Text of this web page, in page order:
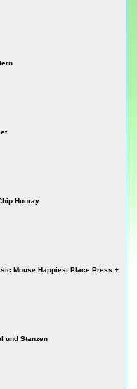
Hooray
Mouse Happiest Place Press +
und Stanzen